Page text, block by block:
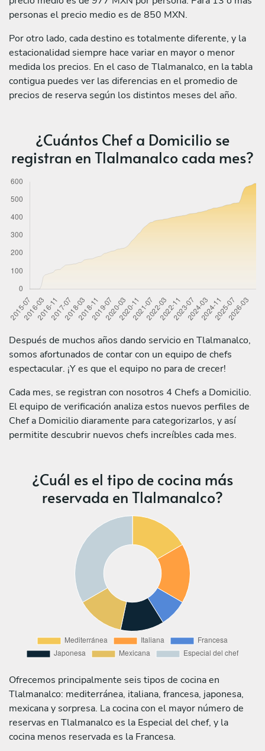
personas el precio medio es de 850 MXN.
Por otro lado, cada destino es totalmente diferente, y la
estacionalidad siempre hace variar en mayor o menor
medida los precios. En el caso de Tlalmanalco, en la tabla
contigua puedes ver las diferencias en el promedio de
precios de reserva según los distintos meses del año.
¿Cuántos Chef a Domicilio se
registran en Tlalmanalco cada mes?
Después de muchos años dando servicio en Tlalmanalco,
somos afortunados de contar con un equipo de chefs
espectacular. ¡Y es que el equipo no para de crecer!
Cada mes, se registran con nosotros 4 Chefs a Domicilio.
El equipo de verificación analiza estos nuevos perfiles de
Chef a Domicilio diaramente para categorizarlos, y así
permitite descubrir nuevos chefs increíbles cada mes.
¿Cuál es el tipo de cocina más
reservada en Tlalmanalco?
Ofrecemos principalmente seis tipos de cocina en
Tlalmanalco: mediterránea, italiana, francesa, japonesa,
mexicana y sorpresa. La cocina con el mayor número de
reservas en Tlalmanalco es la Especial del chef, y la
cocina menos reservada es la Francesa.